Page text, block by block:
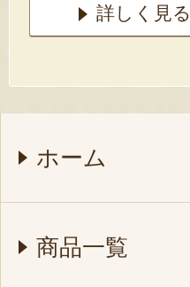
詳しく見る
ホーム
商品一覧